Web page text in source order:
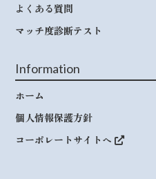
よくある質問
マッチ度診断テスト
Information
ホーム
個人情報保護方針
コーポレートサイトへ